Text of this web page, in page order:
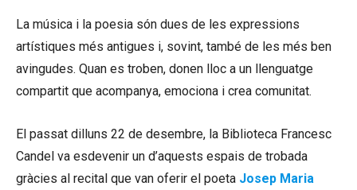
La música i la poesia són dues de les expressions
artístiques més antigues i, sovint, també de les més ben
avingudes. Quan es troben, donen lloc a un llenguatge
compartit que acompanya, emociona i crea comunitat.
El passat dilluns 22 de desembre, la Biblioteca Francesc
Candel va esdevenir un d’aquests espais de trobada
gràcies al recital que van oferir el poeta Josep Maria